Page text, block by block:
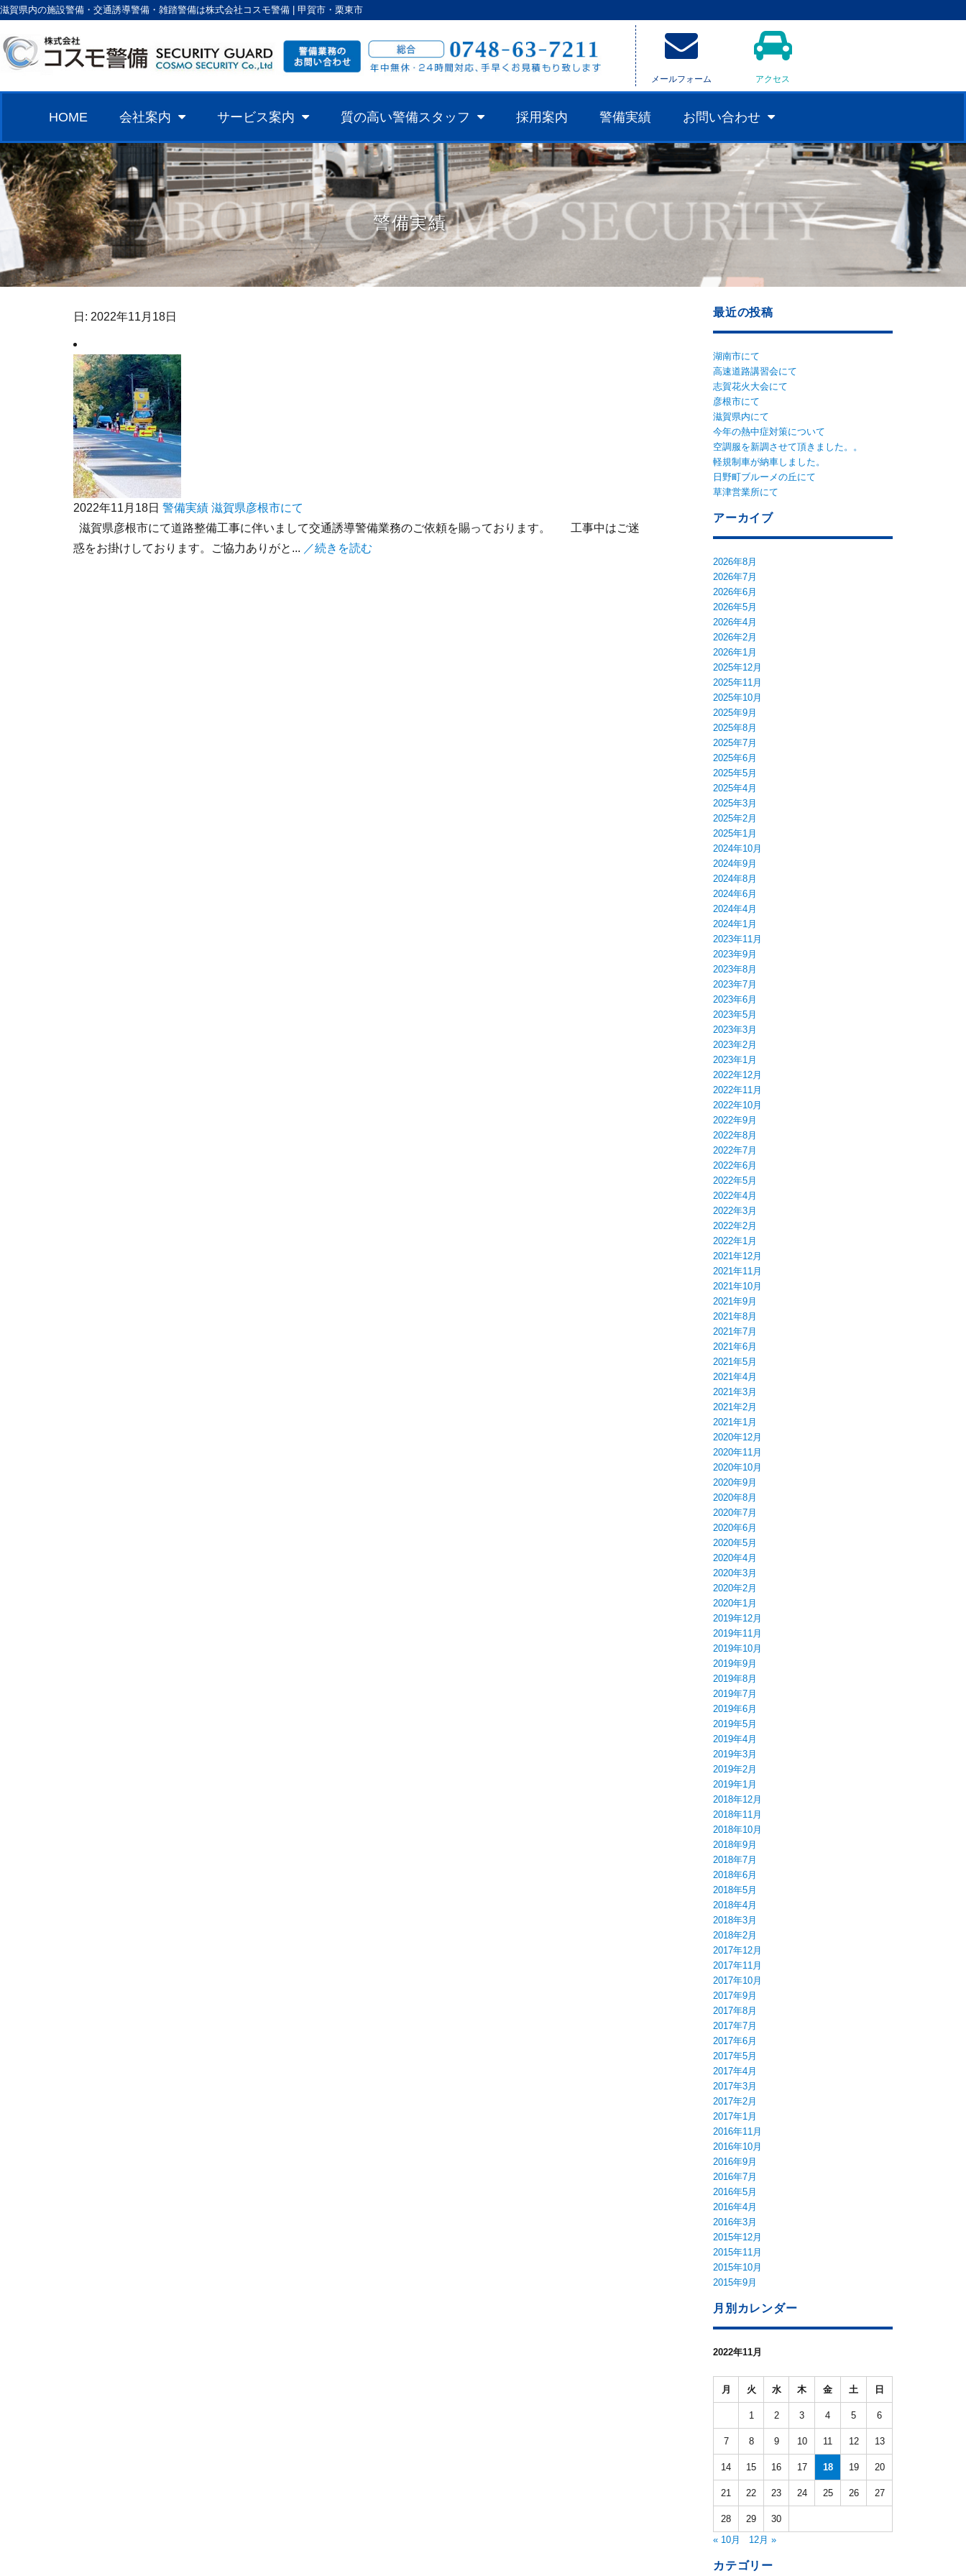
滋賀県内の施設警備・交通誘導警備・雑踏警備は株式会社コスモ警備 | 甲賀市・栗東市
メールフォーム アクセス
HOME 会社案内 サービス案内 質の高い警備スタッフ 採用案内 警備実績 お問い合わせ
警備実績
日: 2022年11月18日
2022年11月18日 警備実績 滋賀県彦根市にて
滋賀県彦根市にて道路整備工事に伴いまして交通誘導警備業務のご依頼を賜っております。 工事中はご迷
惑をお掛けしております。ご協力ありがと... ／続きを読む
最近の投稿
湖南市にて
高速道路講習会にて
志賀花火大会にて
彦根市にて
滋賀県内にて
今年の熱中症対策について
空調服を新調させて頂きました。。
軽規制車が納車しました。
日野町ブルーメの丘にて
草津営業所にて
アーカイブ
2026年8月
2026年7月
2026年6月
2026年5月
2026年4月
2026年2月
2026年1月
2025年12月
2025年11月
2025年10月
2025年9月
2025年8月
2025年7月
2025年6月
2025年5月
2025年4月
2025年3月
2025年2月
2025年1月
2024年10月
2024年9月
2024年8月
2024年6月
2024年4月
2024年1月
2023年11月
2023年9月
2023年8月
2023年7月
2023年6月
2023年5月
2023年3月
2023年2月
2023年1月
2022年12月
2022年11月
2022年10月
2022年9月
2022年8月
2022年7月
2022年6月
2022年5月
2022年4月
2022年3月
2022年2月
2022年1月
2021年12月
2021年11月
2021年10月
2021年9月
2021年8月
2021年7月
2021年6月
2021年5月
2021年4月
2021年3月
2021年2月
2021年1月
2020年12月
2020年11月
2020年10月
2020年9月
2020年8月
2020年7月
2020年6月
2020年5月
2020年4月
2020年3月
2020年2月
2020年1月
2019年12月
2019年11月
2019年10月
2019年9月
2019年8月
2019年7月
2019年6月
2019年5月
2019年4月
2019年3月
2019年2月
2019年1月
2018年12月
2018年11月
2018年10月
2018年9月
2018年7月
2018年6月
2018年5月
2018年4月
2018年3月
2018年2月
2017年12月
2017年11月
2017年10月
2017年9月
2017年8月
2017年7月
2017年6月
2017年5月
2017年4月
2017年3月
2017年2月
2017年1月
2016年11月
2016年10月
2016年9月
2016年7月
2016年5月
2016年4月
2016年3月
2015年12月
2015年11月
2015年10月
2015年9月
月別カレンダー
2022年11月
月 火 水 木 金 土 日
1 2 3 4 5 6
7 8 9 10 11 12 13
14 15 16 17 18 19 20
21 22 23 24 25 26 27
28 29
30
« 10月
12月 »
カテゴリー